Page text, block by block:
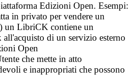
Edizioni Open. Esempi:
in privato per vendere un
un LibriCK contiene un
di un servizio esterno
Open
che mette in atto
e inappropriati che possono